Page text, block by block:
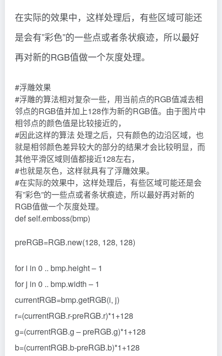
在实际的效果中，这样处理后，有些区域可能还
是会有”彩色”的一些点或者条状痕迹，所以最好
再对新的RGB值做一个灰度处理。
#浮雕效果
#浮雕的算法相对复杂一些，用当前点的RGB值减去相
邻点的RGB值并加上128作为新的RGB值。由于图片中
相邻点的颜色值是比较接近的，
#因此这样的算法 处理之后，只有颜色的边沿区域，也
就是相邻颜色差异较大的部分的结果才会比较明显，而
其他平滑区域则值都接近128左右，
#也就是灰色，这样就具有了浮雕效果。
#在实际的效果中，这样处理后，有些区域可能还是会
有”彩色”的一些点或者条状痕迹，所以最好再对新的
RGB值做一个灰度处理。
def self.emboss(bmp)
preRGB=RGB.new(128, 128, 128)
for i in 0 .. bmp.height – 1
for j in 0 .. bmp.width – 1
currentRGB=bmp.getRGB(i, j)
r=(currentRGB.r-preRGB.r)*1+128
g=(currentRGB.g – preRGB.g)*1+128
b=(currentRGB.b-preRGB.b)*1+128